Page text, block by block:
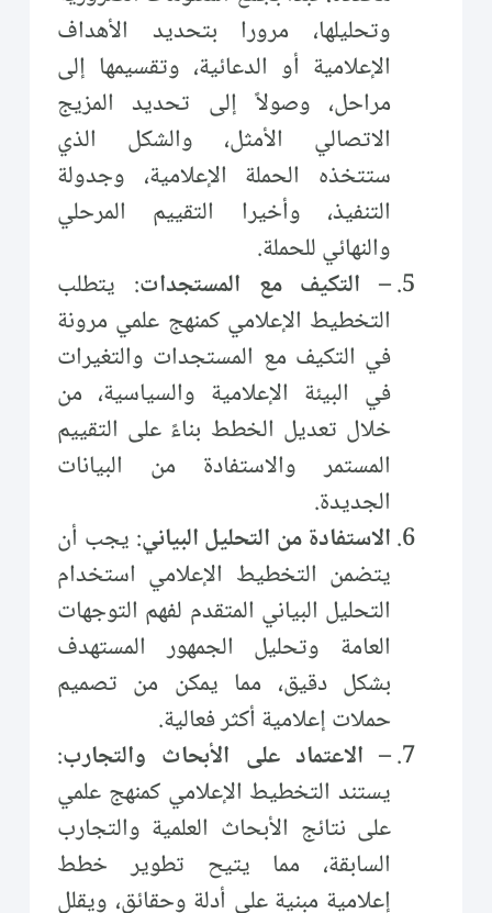
وتحليلها، مرورا بتحديد الأهداف
الإعلامية أو الدعائية، وتقسيمها إلى
مراحل، وصولاً إلى تحديد المزيج
الاتصالي الأمثل، والشكل الذي
ستتخذه الحملة الإعلامية، وجدولة
التنفيذ، وأخيرا التقييم المرحلي
والنهائي للحملة.
– التكيف مع المستجدات: يتطلب
التخطيط الإعلامي كمنهج علمي مرونة
في التكيف مع المستجدات والتغيرات
في البيئة الإعلامية والسياسية، من
خلال تعديل الخطط بناءً على التقييم
المستمر والاستفادة من البيانات
الجديدة.
الاستفادة من التحليل البياني: يجب أن
يتضمن التخطيط الإعلامي استخدام
التحليل البياني المتقدم لفهم التوجهات
العامة وتحليل الجمهور المستهدف
بشكل دقيق، مما يمكن من تصميم
حملات إعلامية أكثر فعالية.
– الاعتماد على الأبحاث والتجارب:
يستند التخطيط الإعلامي كمنهج علمي
على نتائج الأبحاث العلمية والتجارب
السابقة، مما يتيح تطوير خطط
إعلامية مبنية على أدلة وحقائق، ويقلل